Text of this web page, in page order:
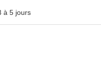
à 5 jours